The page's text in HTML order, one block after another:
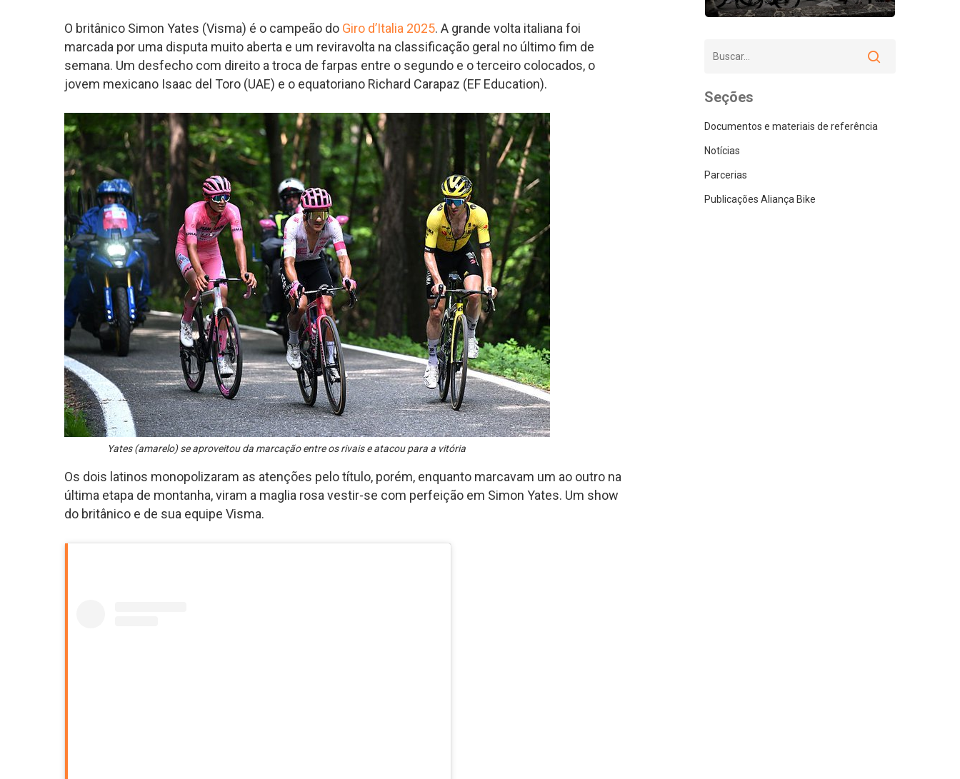
O britânico Simon Yates (Visma) é o campeão do Giro d’Italia 2025. A grande volta italiana foi
marcada por uma disputa muito aberta e um reviravolta na classificação geral no último fim de
semana. Um desfecho com direito a troca de farpas entre o segundo e o terceiro colocados, o
jovem mexicano Isaac del Toro (UAE) e o equatoriano Richard Carapaz (EF Education).
Yates (amarelo) se aproveitou da marcação entre os rivais e atacou para a vitória
Os dois latinos monopolizaram as atenções pelo título, porém, enquanto marcavam um ao outro na
última etapa de montanha, viram a maglia rosa vestir-se com perfeição em Simon Yates. Um show
do britânico e de sua equipe Visma.
Seções
Documentos e materiais de referência
Notícias
Parcerias
Publicações Aliança Bike